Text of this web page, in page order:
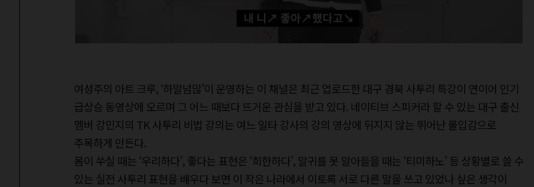
여성주의 아트 크루, ‘하말넘많’이 운영하는 이 채널은 최근 업로드한 대구 경북 사투리 특강이 연이어 인기
급상승 동영상에 오르며 그 어느 때보다 뜨거운 관심을 받고 있다. 네이티브 스피커라 할 수 있는 대구 출신
멤버 강민지의 TK 사투리 비법 강의는 여느 일타 강사의 강의 영상에 뒤지지 않는 뛰어난 몰입감으로
주목하게 만든다.
몸이 쑤실 때는 ‘우리하다’, 좋다는 표현은 ‘희한하다’, 말귀를 못 알아들을 때는 ‘티미하노’ 등 상황별로 쓸 수
있는 실전 사투리 표현을 배우다 보면 이 작은 나라에서 이토록 서로 다른 말을 쓰고 있었나 싶은 생각이